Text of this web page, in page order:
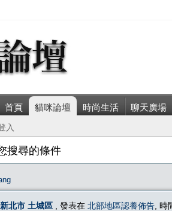
首頁 貓咪論壇 時尚生活 聊天廣場
入
搜尋的條件
北市 土城區 , 發表在 北部地區認養佈告 ,